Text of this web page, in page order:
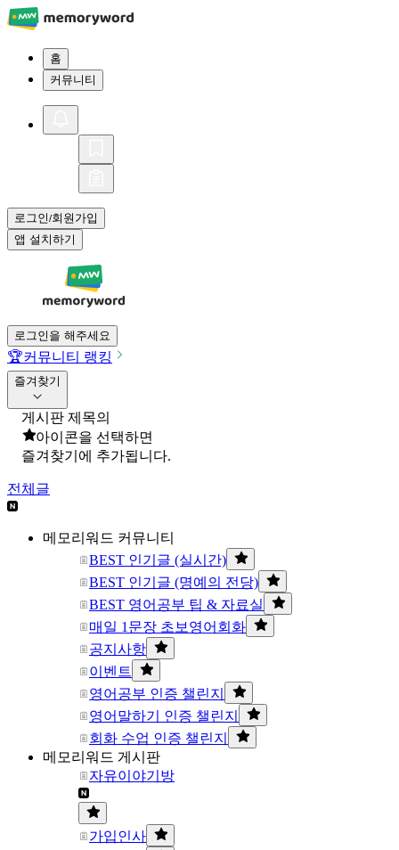
홈
커뮤니티
로그인/회원가입
앱 설치하기
로그인을 해주세요
🏆커뮤니티 랭킹
즐겨찾기
게시판 제목의
아이콘을 선택하면
즐겨찾기에 추가됩니다.
전체글
메모리워드 커뮤니티
BEST 인기글 (실시간)
BEST 인기글 (명예의 전당)
BEST 영어공부 팁 & 자료실
매일 1문장 초보영어회화
공지사항
이벤트
영어공부 인증 챌린지
영어말하기 인증 챌린지
회화 수업 인증 챌린지
메모리워드 게시판
자유이야기방
가입인사